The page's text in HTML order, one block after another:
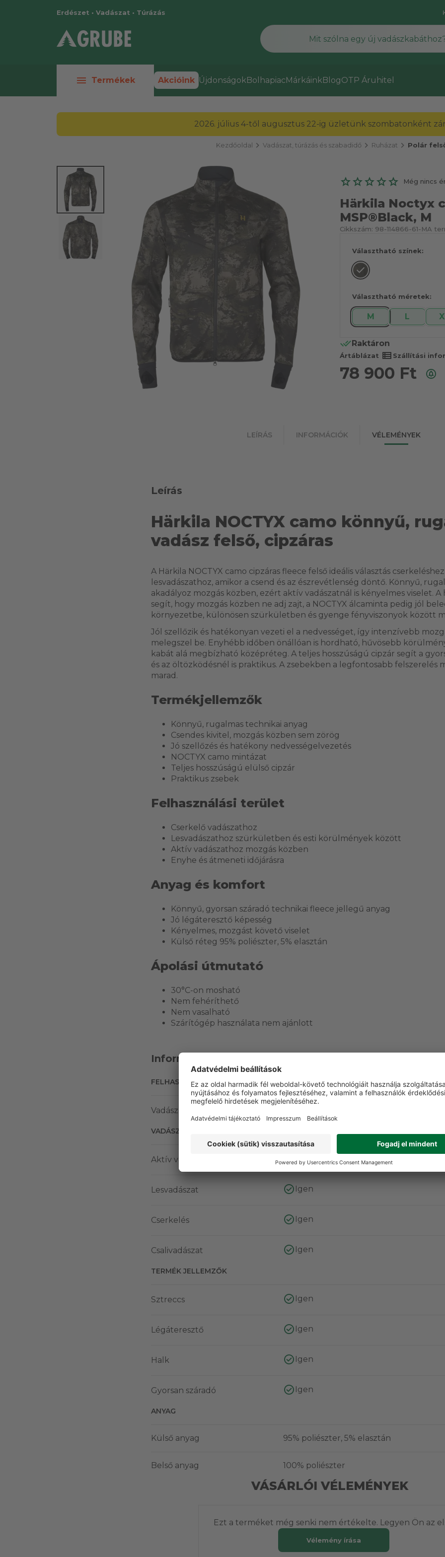
Erdészet • Vadászat • Túrázás
menu Termékek Akcióink ÚjdonságokBolhapiacMárkáinkBlogOTP Áruhitel
2026. július 4-től augusztus 22-ig üzletünk szombatonként
Kezdőoldal chevron_right Vadászat, túrázás és szabadidőchevron_right Ruházat chevron_right Polár
Még nincs
Härkila Noctyx
MSP®Black, M
Cikkszám: 98-114866-61-MA
Választható színek:
Választható méretek:
M L
Raktáron
Ártáblázat view_list Szállítási
78 900 Ft
LEÍRÁS INFORMÁCIÓK VÉLEMÉNYEK
Leírás
Härkila NOCTYX camo könnyű,
vadász felső, cipzáras
A Härkila NOCTYX camo cipzáras fleece felső ideális választás
lesvadászathoz, amikor a csend és az észrevétlenség döntő. Könnyű,
akadályoz mozgás közben, ezért aktív vadászatnál is kényelmes viselet. A
segít, hogy mozgás közben ne adj zajt, a NOCTYX álcaminta pedig jól
környezetbe, különösen szürkületben és gyenge fényviszonyok között
Jól szellőzik és hatékonyan vezeti el a nedvességet, így intenzívebb
melegszel be. Enyhébb időben önállóan is hordható, hűvösebb
kabát alá megbízható középréteg. A teljes hosszúságú cipzár segít a
és az öltözködésnél is praktikus. A zsebekben a legfontosabb felszerelés
marad.
Termékjellemzők
Könnyű, rugalmas technikai anyag
Csendes kivitel, mozgás közben sem zörög
Jó szellőzés és hatékony nedvességelvezetés
NOCTYX camo mintázat
Teljes hosszúságú elülső cipzár
Praktikus zsebek
Felhasználási terület
Cserkelő vadászathoz
Lesvadászathoz szürkületben és esti körülmények között
Aktív vadászathoz mozgás közben
Enyhe és átmeneti időjárásra
Anyag és komfort
Könnyű, gyorsan száradó technikai fleece jellegű anyag
Jó légáteresztő képesség
Kényelmes, mozgást követő viselet
Külső réteg 95% poliészter, 5% elasztán
Ápolási útmutató
30°C-on mosható
Nem fehéríthető
Nem vasalható
Szárítógép használata nem ajánlott
Információk
FELHASZNÁLÁSI TERÜLET
Vadász
VADÁSZATI MÓD
Aktív vadászat Igen
Lesvadászat Igen
Cserkelés Igen
Csalivadászat Igen
TERMÉK JELLEMZŐK
Sztreccs Igen
Légáteresztő Igen
Halk Igen
Gyorsan száradó Igen
ANYAG
Külső anyag 95% poliészter, 5% elasztán
Belső anyag 100% poliészter
VÁSÁRLÓI VÉLEMÉNYEK
Ezt a terméket még senki nem értékelte. Legyen Ön az
Vélemény írása